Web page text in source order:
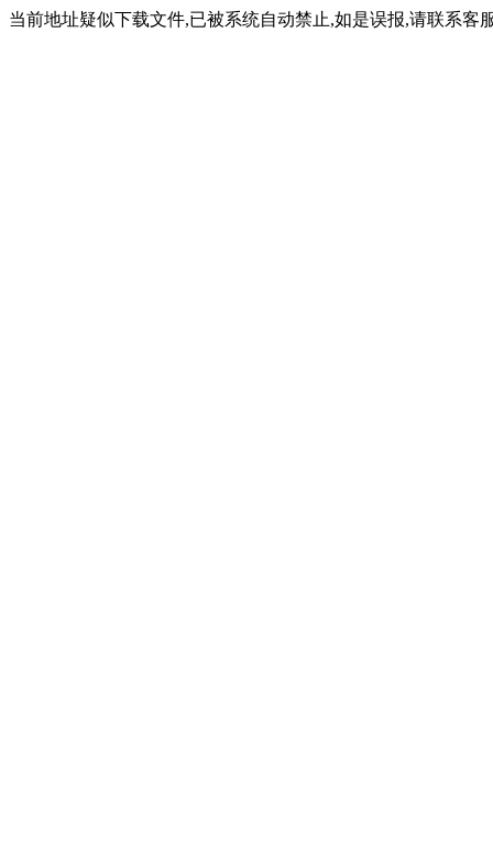
当前地址疑似下载文件,已被系统自动禁止,如是误报,请联系客